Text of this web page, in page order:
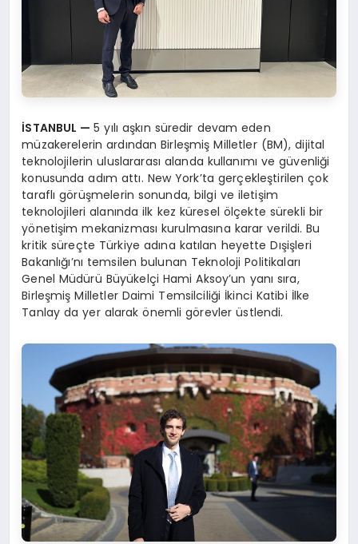
İSTANBUL —5 yılı aşkın süredir devam eden
müzakerelerin ardından Birleşmiş Milletler (BM), dijital
teknolojilerin uluslararası alanda kullanımı ve güvenliği
konusunda adım attı. New York’ta gerçekleştirilen çok
taraflı görüşmelerin sonunda, bilgi ve iletişim
teknolojileri alanında ilk kez küresel ölçekte sürekli bir
yönetişim mekanizması kurulmasına karar verildi. Bu
kritik süreçte Türkiye adına katılan heyette Dışişleri
Bakanlığı’nı temsilen bulunan Teknoloji Politikaları
Genel Müdürü Büyükelçi Hami Aksoy’un yanı sıra,
Birleşmiş Milletler Daimi Temsilciliği İkinci Katibi İlke
Tanlay da yer alarak önemli görevler üstlendi.